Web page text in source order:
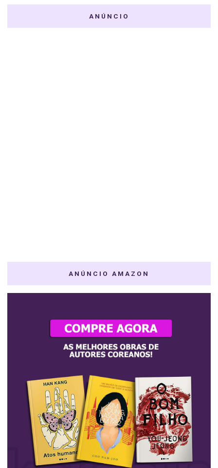
ANÚNCIO
ANÚNCIO AMAZON